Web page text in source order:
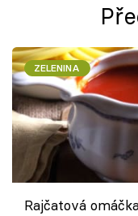
ZELENINA
Rajčatová